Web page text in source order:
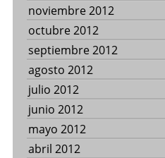
noviembre 2012
octubre 2012
septiembre 2012
agosto 2012
julio 2012
junio 2012
mayo 2012
abril 2012